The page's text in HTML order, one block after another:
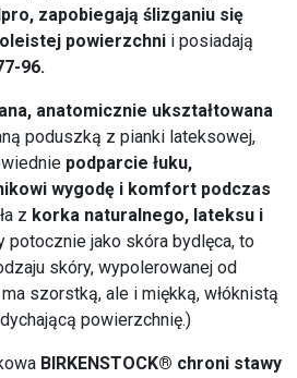
zapobiegają ślizganiu się
powierzchni i posiadają
96.
anatomicznie ukształtowana
poduszką z pianki lateksowej,
podparcie łuku,
wygodę i komfort podczas
z korka naturalnego, lateksu i
potocznie jako skóra bydlęca, to
skóry, wypolerowanej od
szorstką, ale i miękką, włóknistą
powierzchnię.)
BIRKENSTOCK® chroni stawy